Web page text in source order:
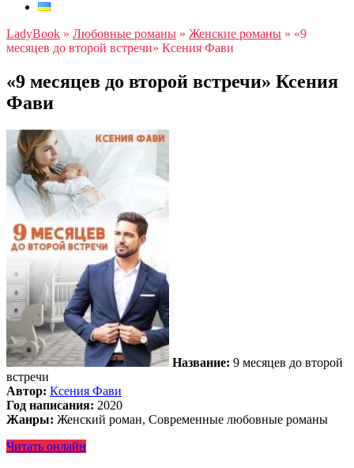
LadyBook » Любовные романы » Женские романы » «9
месяцев до второй встречи» Ксения Фави
«9 месяцев до второй встречи» Ксения
Фави
Название: 9 месяцев до второй
встречи
Автор: Ксения Фави
Год написания: 2020
Жанры: Женский роман, Современные любовные романы
Читать онлайн